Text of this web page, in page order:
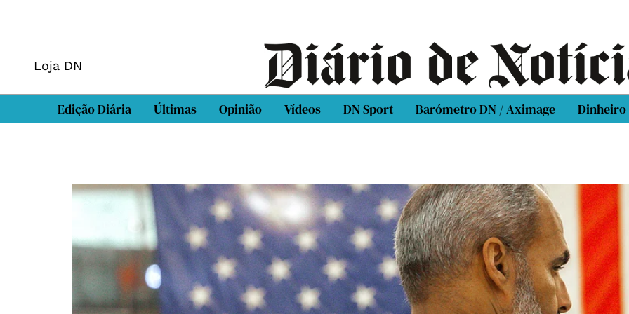
Loja DN
Edição Diária Últimas Opinião Vídeos DN Sport Barómetro DN / Aximage Dinheiro